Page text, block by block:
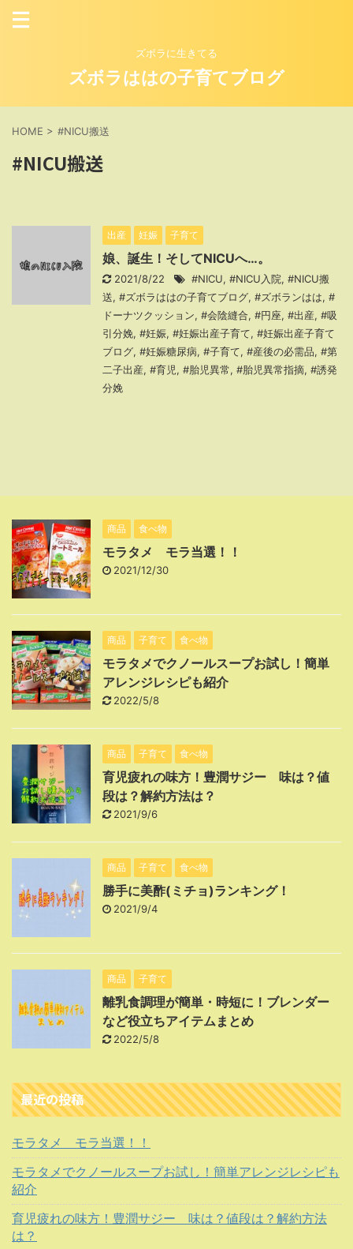
ズボラに生きてる
ズボラははの子育てブログ
HOME > #NICU搬送
#NICU搬送
出産 妊娠 子育て
娘、誕生！そしてNICUへ…。
2021/8/22 #NICU, #NICU入院, #NICU搬
送, #ズボラははの子育てブログ, #ズボランはは, #
ドーナツクッション, #会陰縫合, #円座, #出産, #吸
引分娩, #妊娠, #妊娠出産子育て, #妊娠出産子育て
ブログ, #妊娠糖尿病, #子育て, #産後の必需品, #第
二子出産, #育児, #胎児異常, #胎児異常指摘, #誘発
分娩
商品 食べ物
モラタメ モラ当選！！
2021/12/30
商品 子育て 食べ物
モラタメでクノールスープお試し！簡単
アレンジレシピも紹介
2022/5/8
商品 子育て 食べ物
育児疲れの味方！豊潤サジー 味は？値
段は？解約方法は？
2021/9/6
商品 子育て 食べ物
勝手に美酢(ミチョ)ランキング！
2021/9/4
商品 子育て
離乳食調理が簡単・時短に！ブレンダー
など役立ちアイテムまとめ
2022/5/8
最近の投稿
モラタメ モラ当選！！
モラタメでクノールスープお試し！簡単アレンジレシピも
紹介
育児疲れの味方！豊潤サジー 味は？値段は？解約方法
は？